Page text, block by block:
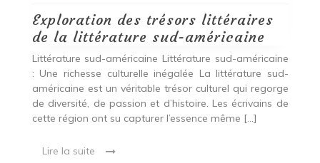
Lire la suite